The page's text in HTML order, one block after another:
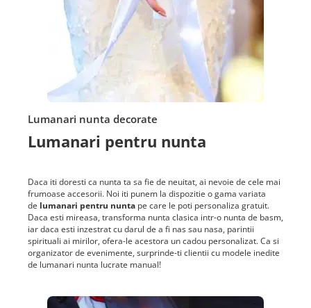
Lumanari nunta decorate
Lumanari pentru nunta
Daca iti doresti ca nunta ta sa fie de neuitat, ai nevoie de cele mai
frumoase accesorii. Noi iti punem la dispozitie o gama variata
de lumanari pentru nunta pe care le poti personaliza gratuit.
Daca esti mireasa, transforma nunta clasica intr-o nunta de basm,
iar daca esti inzestrat cu darul de a fi nas sau nasa, parintii
spirituali ai mirilor, ofera-le acestora un cadou personalizat. Ca si
organizator de evenimente, surprinde-ti clientii cu modele inedite
de lumanari nunta lucrate manual!